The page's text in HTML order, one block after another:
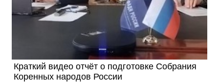
Краткий видео отчёт о подготовке Собрания
Коренных народов России